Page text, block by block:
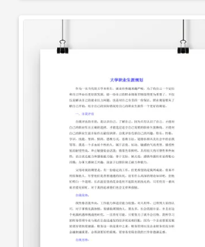
立即下载